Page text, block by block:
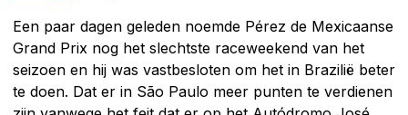
Een paar dagen geleden noemde Pérez de Mexicaanse
Grand Prix nog het slechtste raceweekend van het
seizoen en hij was vastbesloten om het in Brazilië beter
te doen. Dat er in São Paulo meer punten te verdienen